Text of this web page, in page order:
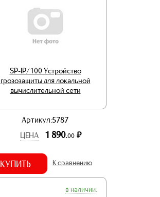
SP-IP/100 Устройство
грозозащиты для локальной
вычислительной сети
Артикул:5787
ЦЕНА
1 890.00 р.
КУПИТЬ К сравнению
в наличии.